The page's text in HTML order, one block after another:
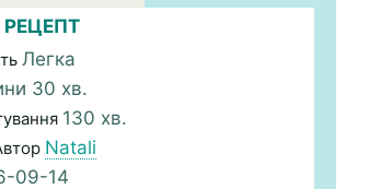
Легка
30 хв.
130 хв.
Natali
09-14